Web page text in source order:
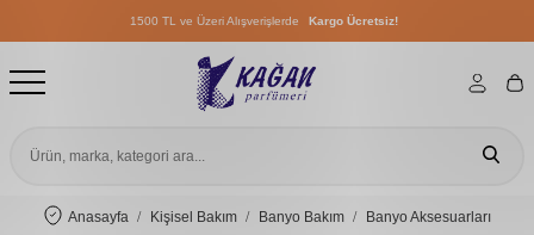
1500 TL ve Üzeri Alışverişlerde Kargo Ücretsiz!
1500 TL ve Üzeri Alışverişlerde
1500 TL ve Üzeri Alışverişlerde
Anasayfa Kişisel Bakım Banyo Bakım Banyo Aksesuarları